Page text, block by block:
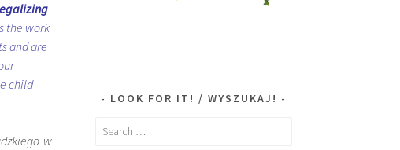
the work
and are
child
w
LOOK FOR IT! / WYSZUKAJ!
Search